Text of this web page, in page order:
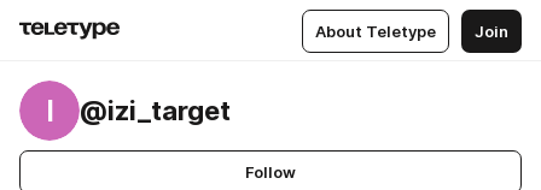
About Teletype Join
I @izi_target
Follow